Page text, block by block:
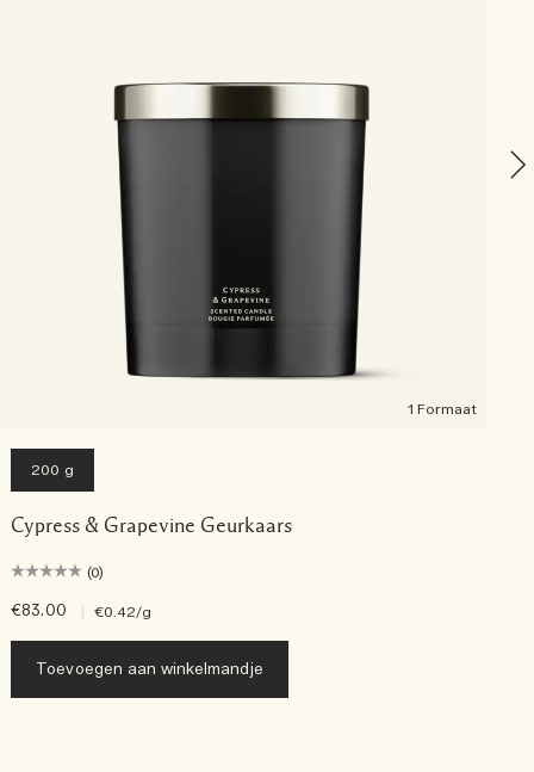
1 Formaat
200 g
Cypress & Grapevine Geurkaars
(0)
€83.00 €0.42/g
Toevoegen aan winkelmandje